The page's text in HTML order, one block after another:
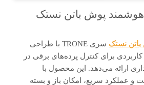
هوشمند پوش باتن نستک
نستک
سری TRONE با طراحی
برای کنترل پرده‌های برقی در
ارائه می‌دهد. این محصول با
و عملکرد سریع، امکان باز و بسته